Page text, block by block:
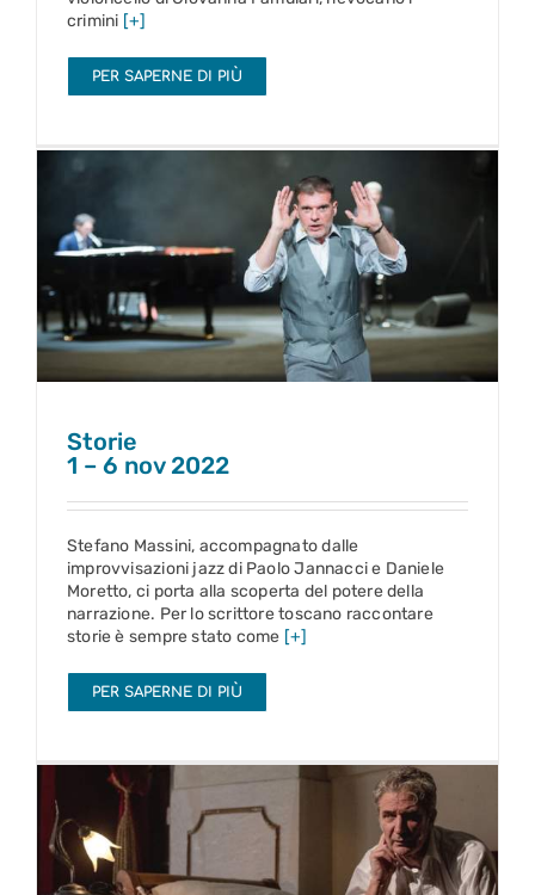
crimini [+]
PER SAPERNE DI PIÙ
Storie
1 – 6 nov 2022
Storie
1 – 6 nov 2022
Stefano Massini, accompagnato dalle
improvvisazioni jazz di Paolo Jannacci e Daniele
Moretto, ci porta alla scoperta del potere della
narrazione. Per lo scrittore toscano raccontare
storie è sempre stato come [+]
PER SAPERNE DI PIÙ
Ferito a morte